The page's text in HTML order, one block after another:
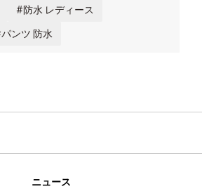
防水 レディース
パンツ 防水
ニュース